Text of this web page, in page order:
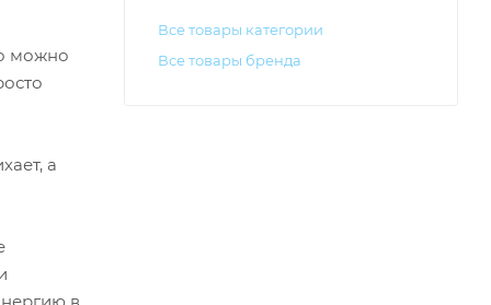
можно
а
Все товары категории
Все товары бренда